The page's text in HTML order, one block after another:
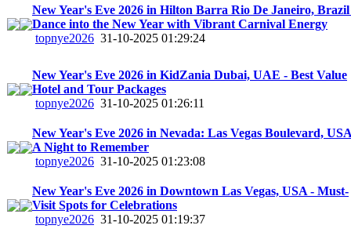
New Year's Eve 2026 in Hilton Barra Rio De Janeiro,
Dance into the New Year with Vibrant Carnival Energy
topnye2026 31-10-2025 01:29:24
New Year's Eve 2026 in KidZania Dubai, UAE - Best Value
Hotel and Tour Packages
topnye2026 31-10-2025 01:26:11
New Year's Eve 2026 in Nevada: Las Vegas Boulevard,
A Night to Remember
topnye2026 31-10-2025 01:23:08
New Year's Eve 2026 in Downtown Las Vegas, USA - Must-
Visit Spots for Celebrations
topnye2026 31-10-2025 01:19:37